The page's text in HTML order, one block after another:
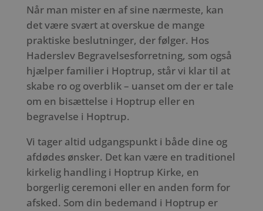
Når man mister en af sine nærmeste, kan
det være svært at overskue de mange
praktiske beslutninger, der følger. Hos
Haderslev Begravelsesforretning, som også
hjælper familier i Hoptrup, står vi klar til at
skabe ro og overblik – uanset om der er tale
om en bisættelse i Hoptrup eller en
begravelse i Hoptrup.
Vi tager altid udgangspunkt i både dine og
afdødes ønsker. Det kan være en traditionel
kirkelig handling i Hoptrup Kirke, en
borgerlig ceremoni eller en anden form for
afsked. Som din bedemand i Hoptrup er